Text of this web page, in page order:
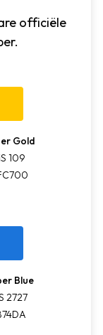
officiële
Gold
109
Blue
2727